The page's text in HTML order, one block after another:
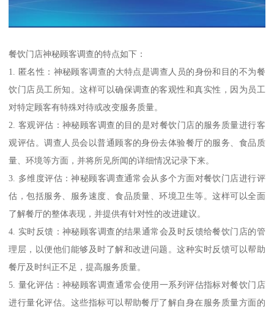
餐饮门店神秘顾客调查的特点如下：
1. 匿名性：神秘顾客调查的大特点是调查人员的身份和目的不为餐
饮门店员工所知。这样可以确保调查的客观性和真实性，因为员工
对特定顾客有特殊对待或改变服务质量。
2. 客观评估：神秘顾客调查的目的是对餐饮门店的服务质量进行客
观评估。调查人员会以普通顾客的身份去体验餐厅的服务、食品质
量、环境等方面，并将所见所闻的详细情况记录下来。
3. 多维度评估：神秘顾客调查通常会从多个方面对餐饮门店进行评
估，包括服务、服务速度、食品质量、环境卫生等。这样可以全面
了解餐厅的整体表现，并提供有针对性的改进建议。
4. 实时反馈：神秘顾客调查的结果通常会及时反馈给餐饮门店的管
理层，以便他们能够及时了解和改进问题。这种实时反馈可以帮助
餐厅及时纠正不足，提高服务质量。
5. 量化评估：神秘顾客调查通常会使用一系列评估指标对餐饮门店
进行量化评估。这些指标可以帮助餐厅了解自身在服务质量方面的